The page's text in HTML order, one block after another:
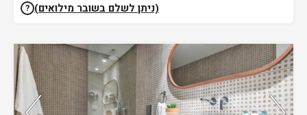
(ניתן לשלם בשובר מילואים) ?
נותרו 5 חדרים אחרונים בממשק!